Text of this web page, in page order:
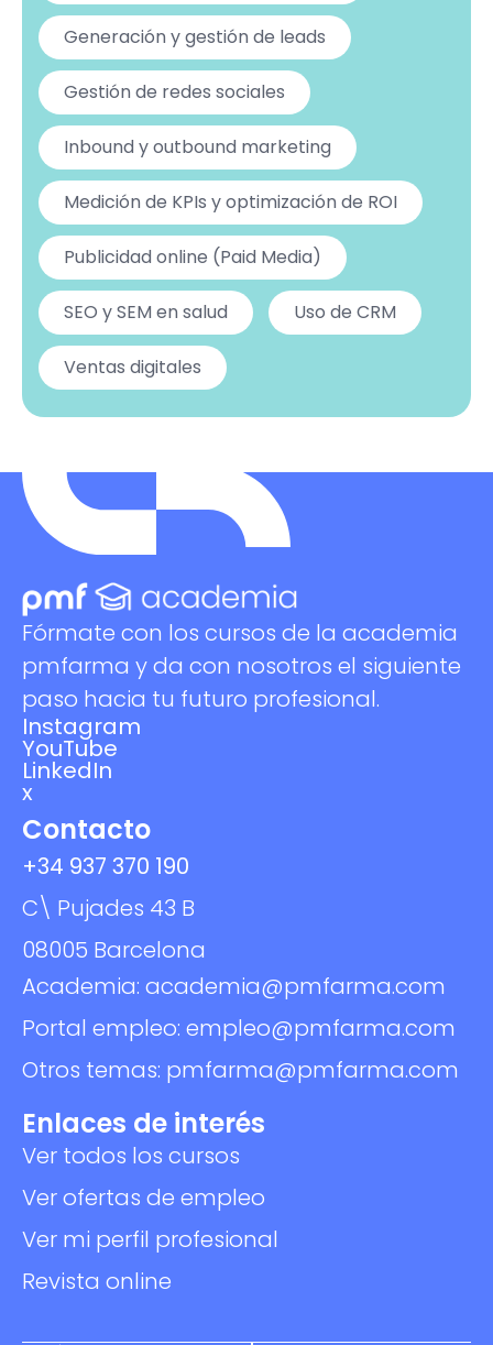
Generación y gestión de leads
Gestión de redes sociales
Inbound y outbound marketing
Medición de KPIs y optimización de ROI
Publicidad online (Paid Media)
SEO y SEM en salud Uso de CRM
Ventas digitales
Fórmate con los cursos de la academia
pmfarma y da con nosotros el siguiente
paso hacia tu futuro profesional.
Instagram
YouTube
LinkedIn
x
Enlaces de interés
Ver todos los cursos
Ver ofertas de empleo
Ver mi perfil profesional
Revista online
Contacto
+34 937 370 190
C\ Pujades 43 B
08005 Barcelona
Academia: academia@pmfarma.com
Portal empleo: empleo@pmfarma.com
Otros temas: pmfarma@pmfarma.com